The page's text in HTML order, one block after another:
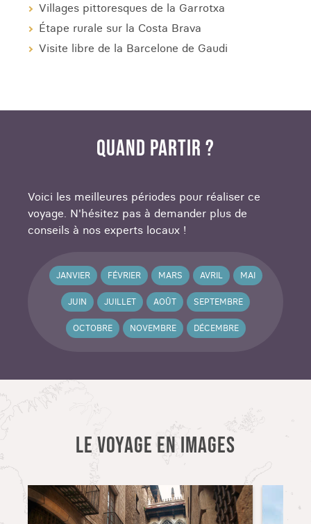
Villages pittoresques de la Garrotxa
Étape rurale sur la Costa Brava
Visite libre de la Barcelone de Gaudi
QUAND PARTIR ?
Voici les meilleures périodes pour réaliser ce
voyage. N'hésitez pas à demander plus de
conseils à nos experts locaux !
JANVIER FÉVRIER MARS AVRIL MAI
JUIN JUILLET AOÛT SEPTEMBRE
OCTOBRE NOVEMBRE DÉCEMBRE
LE VOYAGE EN IMAGES